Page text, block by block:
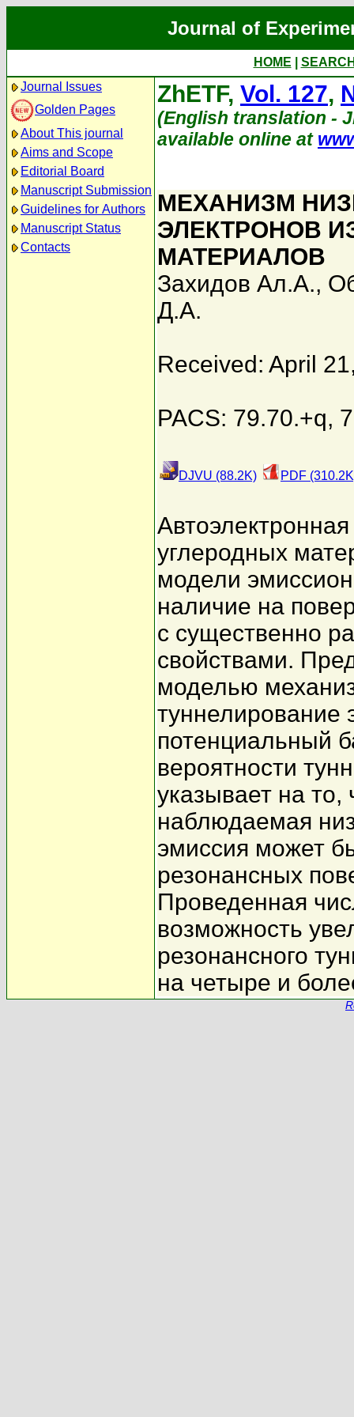
Journal of
HOME
Journal Issues
Golden Pages
About This journal
Aims and Scope
Editorial Board
Manuscript Submission
Guidelines for Authors
Manuscript Status
Contacts
ZhETF, Vol. 127,
(English translation -
available online at
МЕХАНИЗМ
ЭЛЕКТРОНОВ
МАТЕРИАЛОВ
Захидов Ал.А.,
Д.А.
Received: April
PACS: 79.70.+q,
DJVU (88.2K) PDF
углеродных
модели
наличие на
с существенно
свойствами.
моделью
туннелирование
потенциальный
вероятности
указывает на то,
наблюдаемая
эмиссия может
резонансных
Проведенная
возможность
резонансного
на четыре и